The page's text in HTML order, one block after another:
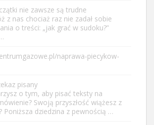
nie zawsze są trudne
z nas chociaż raz nie zadał sobie
o treści: „jak grać w sudoku?”
naprawa-piecykow-
pisany
o tym, aby pisać teksty na
Swoją przyszłość wiążesz z
Poniższa dziedzina z pewnością …